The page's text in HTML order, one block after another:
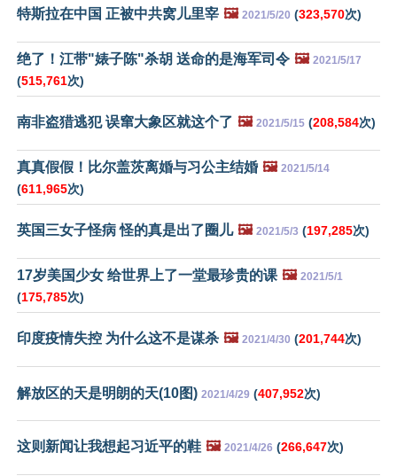
特斯拉在中国 正被中共窝儿里宰 🖼️ 2021/5/20 (323,570次)
绝了！江带"婊子陈"杀胡 送命的是海军司令 🖼️ 2021/5/17
(515,761次)
南非盗猎逃犯 误窜大象区就这个了 🖼️ 2021/5/15 (208,584次)
真真假假！比尔盖茨离婚与习公主结婚 🖼️ 2021/5/14
(611,965次)
英国三女子怪病 怪的真是出了圈儿 🖼️ 2021/5/3 (197,285次)
17岁美国少女 给世界上了一堂最珍贵的课 🖼️ 2021/5/1
(175,785次)
印度疫情失控 为什么这不是谋杀 🖼️ 2021/4/30 (201,744次)
解放区的天是明朗的天(10图) 2021/4/29 (407,952次)
这则新闻让我想起习近平的鞋 🖼️ 2021/4/26 (266,647次)